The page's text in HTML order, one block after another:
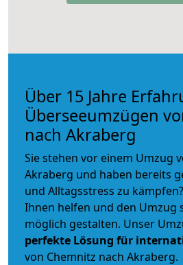
Über 15 Jahre
Überseeumzügen
nach Akraberg
Sie stehen vor einem Umzug
Akraberg und haben bereits
und Alltagsstress zu
Ihnen helfen und den Umzug
möglich gestalten. Unser
perfekte Lösung für
von Chemnitz nach Akraberg.